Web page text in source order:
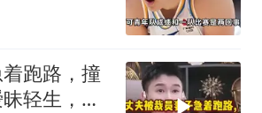
跑路，撞
轻生，反